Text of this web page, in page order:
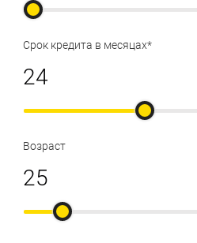
Срок кредита в месяцах*
Возраст